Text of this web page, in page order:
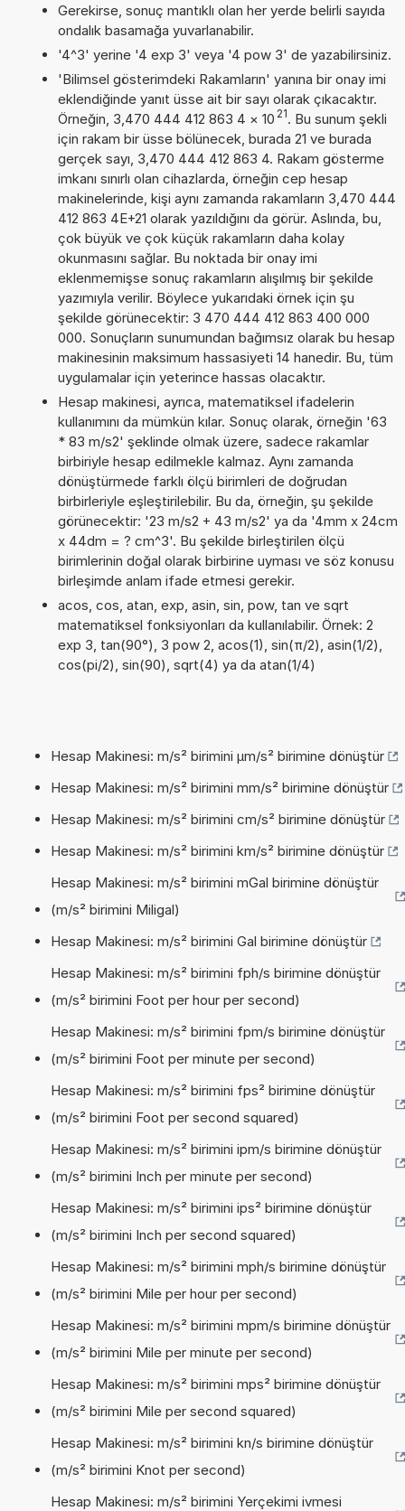
Gerekirse, sonuç mantıklı olan her yerde belirli sayıda
ondalık basamağa yuvarlanabilir.
'4^3' yerine '4 exp 3' veya '4 pow 3' de yazabilirsiniz.
'Bilimsel gösterimdeki Rakamların' yanına bir onay imi
eklendiğinde yanıt üsse ait bir sayı olarak çıkacaktır.
Örneğin, 3,470 444 412 863 4 × 10 21. Bu sunum şekli
için rakam bir üsse bölünecek, burada 21 ve burada
gerçek sayı, 3,470 444 412 863 4. Rakam gösterme
imkanı sınırlı olan cihazlarda, örneğin cep hesap
makinelerinde, kişi aynı zamanda rakamların 3,470 444
412 863 4E+21 olarak yazıldığını da görür. Aslında, bu,
çok büyük ve çok küçük rakamların daha kolay
okunmasını sağlar. Bu noktada bir onay imi
eklenmemişse sonuç rakamların alışılmış bir şekilde
yazımıyla verilir. Böylece yukarıdaki örnek için şu
şekilde görünecektir: 3 470 444 412 863 400 000
000. Sonuçların sunumundan bağımsız olarak bu hesap
makinesinin maksimum hassasiyeti 14 hanedir. Bu, tüm
uygulamalar için yeterince hassas olacaktır.
Hesap makinesi, ayrıca, matematiksel ifadelerin
kullanımını da mümkün kılar. Sonuç olarak, örneğin '63
* 83 m/s2' şeklinde olmak üzere, sadece rakamlar
birbiriyle hesap edilmekle kalmaz. Aynı zamanda
dönüştürmede farklı ölçü birimleri de doğrudan
birbirleriyle eşleştirilebilir. Bu da, örneğin, şu şekilde
görünecektir: '23 m/s2 + 43 m/s2' ya da '4mm x 24cm
x 44dm = ? cm^3'. Bu şekilde birleştirilen ölçü
birimlerinin doğal olarak birbirine uyması ve söz konusu
birleşimde anlam ifade etmesi gerekir.
acos, cos, atan, exp, asin, sin, pow, tan ve sqrt
matematiksel fonksiyonları da kullanılabilir. Örnek: 2
exp 3, tan(90°), 3 pow 2, acos(1), sin(π/2), asin(1/2),
cos(pi/2), sin(90), sqrt(4) ya da atan(1/4)
Hesap Makinesi: m/s² birimini µm/s² birimine dönüştür
Hesap Makinesi: m/s² birimini mm/s² birimine dönüştür
Hesap Makinesi: m/s² birimini cm/s² birimine dönüştür
Hesap Makinesi: m/s² birimini km/s² birimine dönüştür
Hesap Makinesi: m/s² birimini mGal birimine dönüştür
(m/s² birimini Miligal)
Hesap Makinesi: m/s² birimini Gal birimine dönüştür
Hesap Makinesi: m/s² birimini fph/s birimine dönüştür
(m/s² birimini Foot per hour per second)
Hesap Makinesi: m/s² birimini fpm/s birimine dönüştür
(m/s² birimini Foot per minute per second)
Hesap Makinesi: m/s² birimini fps² birimine dönüştür
(m/s² birimini Foot per second squared)
Hesap Makinesi: m/s² birimini ipm/s birimine dönüştür
(m/s² birimini Inch per minute per second)
Hesap Makinesi: m/s² birimini ips² birimine dönüştür
(m/s² birimini Inch per second squared)
Hesap Makinesi: m/s² birimini mph/s birimine dönüştür
(m/s² birimini Mile per hour per second)
Hesap Makinesi: m/s² birimini mpm/s birimine dönüştür
(m/s² birimini Mile per minute per second)
Hesap Makinesi: m/s² birimini mps² birimine dönüştür
(m/s² birimini Mile per second squared)
Hesap Makinesi: m/s² birimini kn/s birimine dönüştür
(m/s² birimini Knot per second)
Hesap Makinesi: m/s² birimini Yerçekimi ivmesi